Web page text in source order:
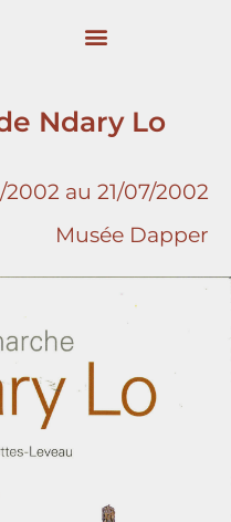
Ndary Lo
2002 au 21/07/2002
Musée Dapper